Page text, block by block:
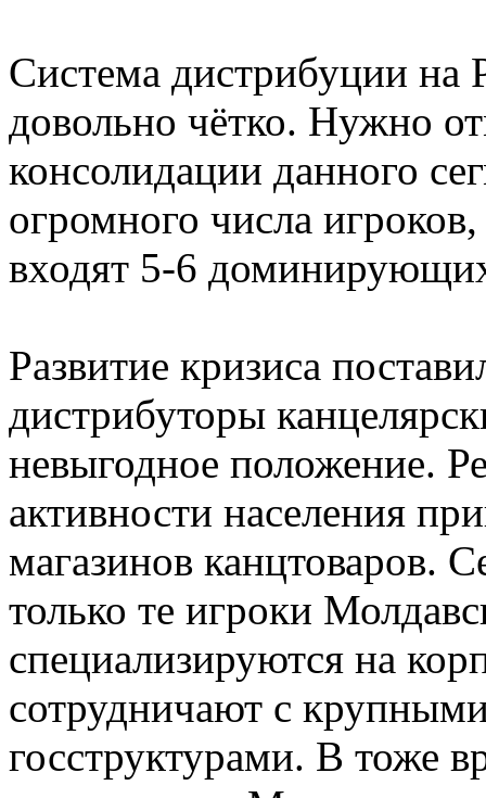
Система дистрибуции на
довольно чётко. Нужно
консолидации данного
огромного числа
входят 5-6
Развитие кризиса
дистрибуторы
невыгодное положение.
активности населения
магазинов канцтоваров.
только те игроки
специализируются на
сотрудничают с
госструктурами. В тоже